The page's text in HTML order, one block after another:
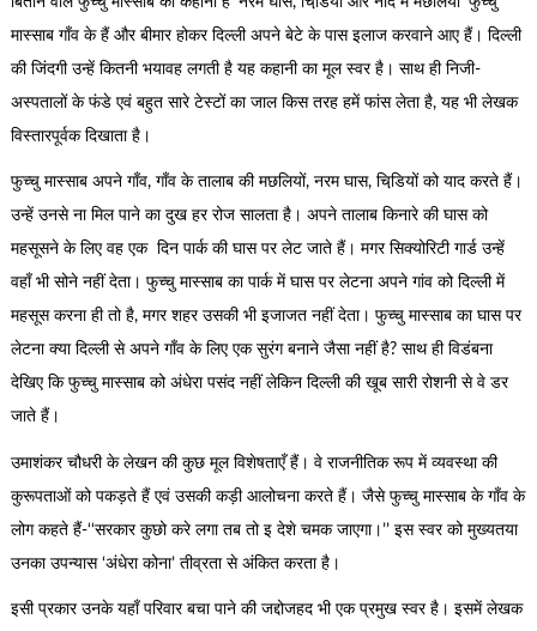
मास्साब गाँव के हैं और बीमार होकर दिल्ली अपने बेटे के पास इलाज करवाने आए हैं। दिल्ली
की जिंदगी उन्हें कितनी भयावह लगती है यह कहानी का मूल स्वर है। साथ ही निजी-
अस्पतालों के फंडे एवं बहुत सारे टेस्टों का जाल किस तरह हमें फांस लेता है, यह भी लेखक
विस्तारपूर्वक दिखाता है।
फुच्चु मास्साब अपने गाँव, गाँव के तालाब की मछलियों, नरम घास, चिडि़यों को याद करते हैं।
उन्हें उनसे ना मिल पाने का दुख हर रोज सालता है। अपने तालाब किनारे की घास को
महसूसने के लिए वह एक दिन पार्क की घास पर लेट जाते हैं। मगर सिक्योरिटी गार्ड उन्हें
वहाँ भी सोने नहीं देता। फुच्चु मास्साब का पार्क में घास पर लेटना अपने गांव को दिल्ली में
महसूस करना ही तो है, मगर शहर उसकी भी इजाजत नहीं देता। फुच्चु मास्साब का घास पर
लेटना क्या दिल्ली से अपने गाँव के लिए एक सुरंग बनाने जैसा नहीं है? साथ ही विडंबना
देखिए कि फुच्चु मास्साब को अंधेरा पसंद नहीं लेकिन दिल्ली की खूब सारी रोशनी से वे डर
जाते हैं।
उमाशंकर चौधरी के लेखन की कुछ मूल विशेषताएँ हैं। वे राजनीतिक रूप में व्यवस्था की
कुरूपताओं को पकड़ते हैं एवं उसकी कड़ी आलोचना करते हैं। जैसे फुच्चु मास्साब के गाँव के
लोग कहते हैं-‘‘सरकार कुछो करे लगा तब तो इ देशे चमक जाएगा।’’ इस स्वर को मुख्यतया
उनका उपन्यास ‘अंधेरा कोना’ तीव्रता से अंकित करता है।
इसी प्रकार उनके यहाँ परिवार बचा पाने की जद्दोजहद भी एक प्रमुख स्वर है। इसमें लेखक